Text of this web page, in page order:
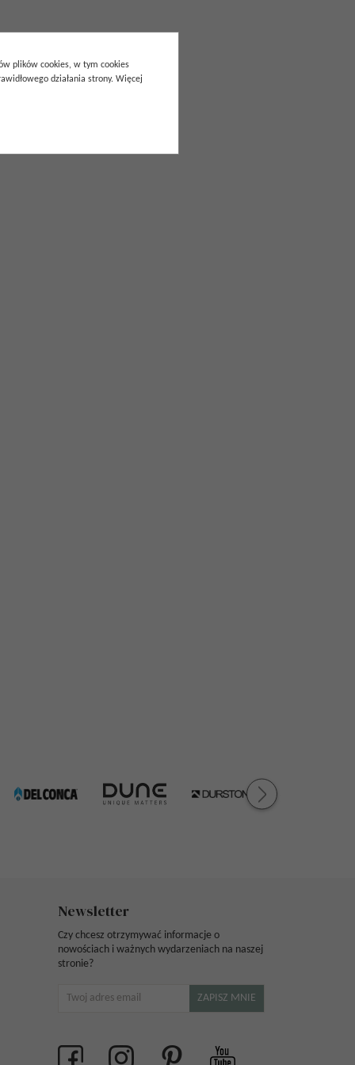
Newsletter
Czy chcesz otrzymywać informacje o
nowościach i ważnych wydarzeniach na naszej
stronie?
plików cookies, w tym cookies
działania strony. Więcej